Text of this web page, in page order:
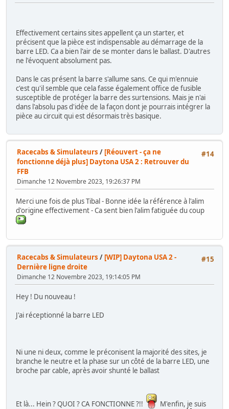
Effectivement certains sites appellent ça un starter, et
précisent que la pièce est indispensable au démarrage de la
barre LED. Ca a bien l'air de se monter dans le ballast. D'autres
ne l'évoquent absolument pas.
Dans le cas présent la barre s'allume sans. Ce qui m'ennuie
c'est qu'il semble que cela fasse également office de fusible
susceptible de protéger la barre des surtensions. Mais je n'ai
dans l'absolu pas d'idée de la façon dont je pourrais intégrer la
pièce au circuit qui est désormais très basique.
#14
Racecabs & Simulateurs / [Réouvert - ça ne
fonctionne déjà plus] Daytona USA 2 : Retrouver du
FFB
Dimanche 12 Novembre 2023, 19:26:37 PM
Merci une fois de plus Tibal - Bonne idée la référence à l'alim
d'origine effectivement - Ca sent bien l'alim fatiguée du coup
#15
Racecabs & Simulateurs / [WIP] Daytona USA 2 -
Dernière ligne droite
Dimanche 12 Novembre 2023, 19:14:05 PM
Hey ! Du nouveau !
J'ai réceptionné la barre LED
Ni une ni deux, comme le préconisent la majorité des sites, je
branche le neutre et la phase sur un côté de la barre LED, une
broche par cable, après avoir shunté le ballast
Et là... Hein ? QUOI ? CA FONCTIONNE ?!!
M'enfin, je suis